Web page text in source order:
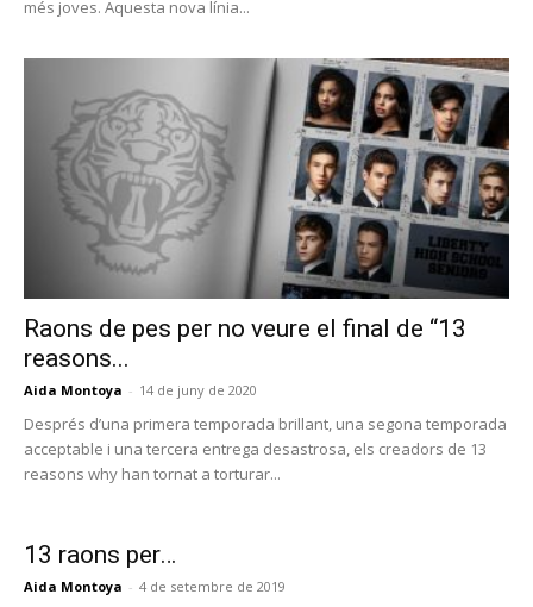
més joves. Aquesta nova línia...
Raons de pes per no veure el final de “13
reasons...
Aida Montoya - 14 de juny de 2020
Després d’una primera temporada brillant, una segona temporada
acceptable i una tercera entrega desastrosa, els creadors de 13
reasons why han tornat a torturar...
13 raons per…
Aida Montoya - 4 de setembre de 2019